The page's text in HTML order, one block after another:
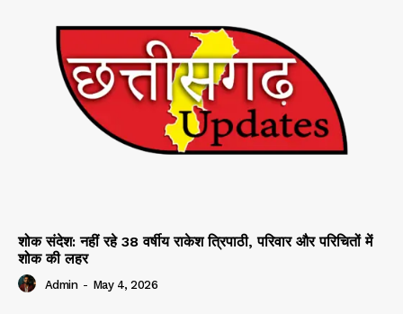
शोक संदेश: नहीं रहे 38 वर्षीय राकेश त्रिपाठी, परिवार और परिचितों में
शोक की लहर
Admin - May 4, 2026